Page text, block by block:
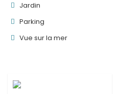
Jardin
Parking
Vue sur la mer